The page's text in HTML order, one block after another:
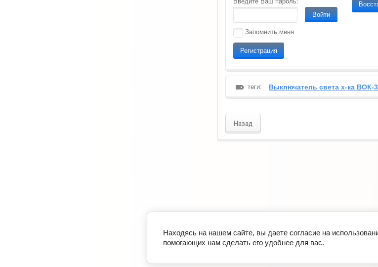
Войти
Запомнить меня
Регистрация
теги: Выключатель света х-ка ВОК-3
Назад
Находясь на нашем сайте, вы даете согласие на
помогающих нам сделать его удобнее для вас.